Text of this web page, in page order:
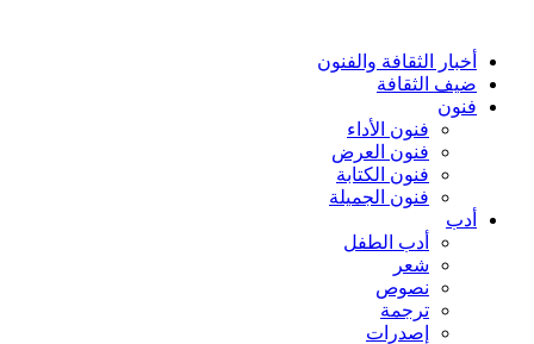
أخبار الثقافة والفنون
ضيف الثقافة
فنون
فنون الأداء
فنون العرض
فنون الكتابة
فنون الجميلة
أدب
أدب الطفل
شعر
نصوص
ترجمة
إصدرات